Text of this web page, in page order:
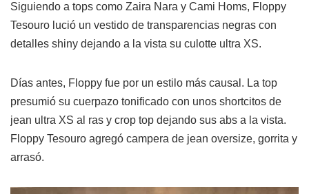
Siguiendo a tops como Zaira Nara y Cami Homs, Floppy
Tesouro lució un vestido de transparencias negras con
detalles shiny dejando a la vista su culotte ultra XS.
Días antes, Floppy fue por un estilo más causal. La top
presumió su cuerpazo tonificado con unos shortcitos de
jean ultra XS al ras y crop top dejando sus abs a la vista.
Floppy Tesouro agregó campera de jean oversize, gorrita y
arrasó.